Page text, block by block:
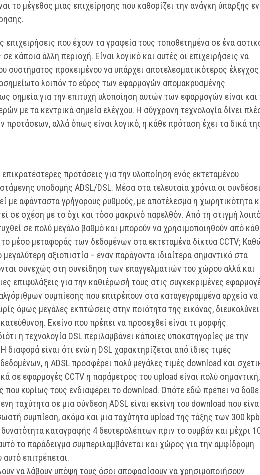
το μέγεθος μιας επιχείρησης που καθορίζει την ανάγκη ύπαρξης
επιχειρήσεις που έχουν τα γραφεία τους τοποθετημένα σε ένα
κάποια άλλη περιοχή. Είναι λογικό και αυτές οι επιχειρήσεις να
συστήματος προκειμένου να υπάρχει αποτελεσματικότερος έλεγχος
λοιπόν το εύρος των εφαρμογών απομακρυσμένης
σημεία για την επιτυχή υλοποίηση αυτών των εφαρμογών είναι και
με τα κεντρικά σημεία ελέγχου. Η σύγχρονη τεχνολογία δίνει
προτάσεων, αλλά όπως είναι λογικό, η κάθε πρόταση έχει τα δικά
προτάσεις για την υλοποίηση ενός εκτεταμένου
υποδομής ADSL/DSL. Μέσα στα τελευταία χρόνια οι
με αφάνταστα γρήγορους ρυθμούς, με αποτέλεσμα η χωρητικότητα
σε σχέση με το όχι και τόσο μακρινό παρελθόν. Από τη στιγμή
σε πολύ μεγάλο βαθμό και μπορούν να χρησιμοποιηθούν από
το μέσο μεταφοράς των δεδομένων στα εκτεταμένα δίκτυα CCTV;
αξιοπιστία – έναν παράγοντα ιδιαίτερα σημαντικό στα
συνεχώς στη συνείδηση των επαγγελματιών του χώρου αλλά και
επιφυλάξεις για την καθιέρωσή τους στις συγκεκριμένες
συμπίεσης που επιτρέπουν στα καταγεγραμμένα αρχεία να
όμως μεγάλες εκπτώσεις στην ποιότητα της εικόνας, διευκολύνει
Εκείνο που πρέπει να προσεχθεί είναι τι μορφής
η τεχνολογία DSL περιλαμβάνει κάποιες υποκατηγορίες με την
διαφορά είναι ότι ενώ η DSL χαρακτηρίζεται από ίδιες τιμές
η ADSL προσφέρει πολύ μεγάλες τιμές download και
σε εφαρμογές CCTV η παράμετρος του upload είναι πολύ σημαντική,
που κυρίως τους ενδιαφέρει το download. Οπότε εδώ πρέπει να
ταχύτητα σε μια σύνδεση ADSL είναι εκείνη του download που
συμπίεση, ακόμα και μια ταχύτητα upload της τάξης των 300
καταγραφής 4 δευτερολέπτων πριν το συμβάν και μέχρι
το παράδειγμα συμπεριλαμβάνεται και χώρος για την αμφίδρομη
επιτρέπεται.
να λάβουν υπόψη τους όσοι αποφασίσουν να χρησιμοποιήσουν